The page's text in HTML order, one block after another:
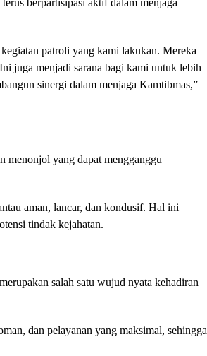
berpartisipasi aktif dalam menjaga
patroli yang kami lakukan. Mereka
juga menjadi sarana bagi kami untuk lebih
sinergi dalam menjaga Kamtibmas,”
menonjol yang dapat mengganggu
aman, lancar, dan kondusif. Hal ini
tindak kejahatan.
salah satu wujud nyata kehadiran
dan pelayanan yang maksimal, sehingga